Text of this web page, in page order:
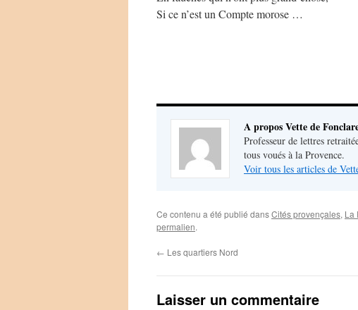
Si ce n’est un Compte morose …
A propos Vette de
Professeur de lettres
tous voués à la Provence.
Voir tous les articles de
Ce contenu a été publié dansCités provençales, La
permalien.
← Les quartiers Nord
Laisser un commentaire